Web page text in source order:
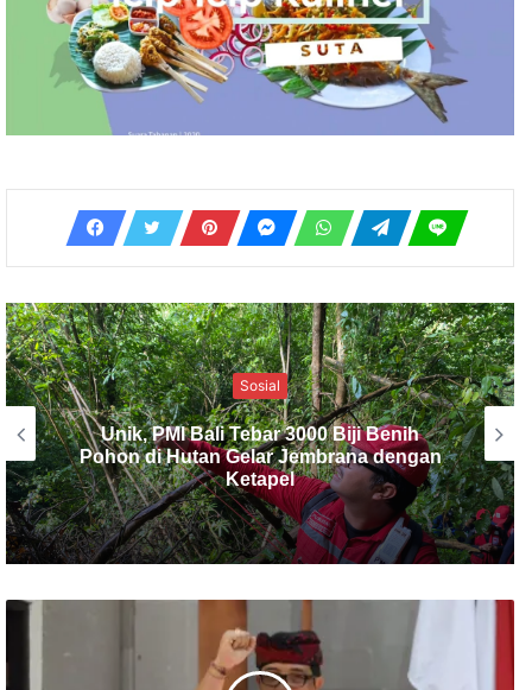
Peristiwa
Cuaca Buruk Selat Bali Membuat Truk
Dalam Kapal Terguling